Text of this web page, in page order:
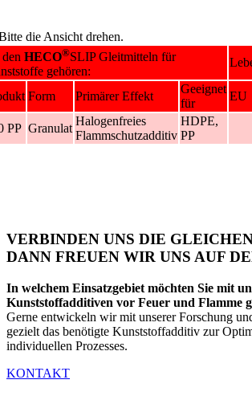
die Ansicht drehen.
HECO®SLIP Gleitmitteln für
gehören:
Form Primärer Effekt
Geeignet
für
EU
PP Granulat
Halogenfreies
Flammschutzadditiv
HDPE,
PP
VERBINDEN UNS DIE
DANN FREUEN WIR UNS AUF
In welchem Einsatzgebiet möchten Sie mit
Kunststoffadditiven vor Feuer und Flamme
Gerne entwickeln wir mit unserer Forschung
gezielt das benötigte Kunststoffadditiv zur
individuellen Prozesses.
KONTAKT